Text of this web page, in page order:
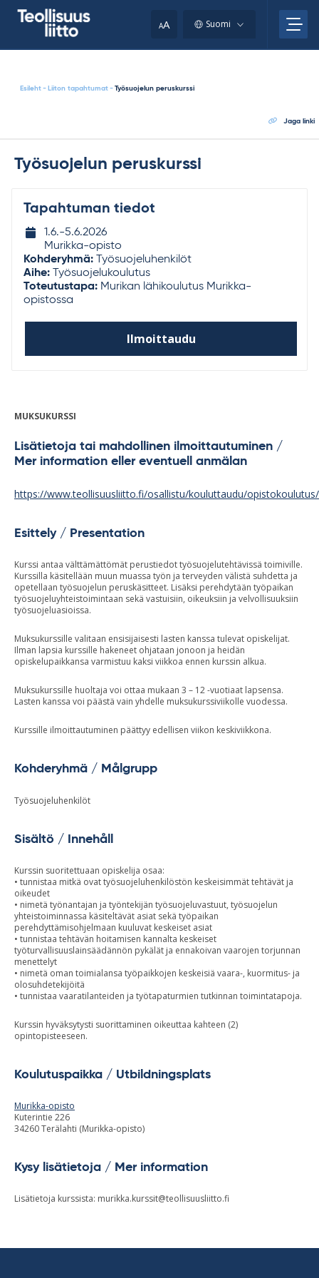
AA Suomi
Esileht - Liiton tapahtumat - Työsuojelun peruskurssi
Jaga linki
Työsuojelun peruskurssi
Tapahtuman tiedot
Tapahtuman
ajankohta
1.6.-​5.6.2026
Murikka-opisto
Kohderyhmä:
Työsuojeluhenkilöt
Aihe:
Työsuojelukoulutus
Toteutustapa: Murikan lähikoulutus Murikka-
opistossa
Ilmoittaudu
MUKSUKURSSI
Lisätietoja tai mahdollinen ilmoittautuminen /
Mer information eller eventuell anmälan
https://www.teollisuusliitto.fi/osallistu/kouluttaudu/
Esittely / Presentation
Kurssi antaa välttämättömät perustiedot työsuojelutehtävissä toimiville.
Kurssilla käsitellään muun muassa työn ja terveyden välistä suhdetta ja
opetellaan työsuojelun peruskäsitteet. Lisäksi perehdytään työpaikan
työsuojeluyhteistoimintaan sekä vastuisiin, oikeuksiin ja velvollisuuksiin
työsuojeluasioissa.
Muksukurssille valitaan ensisijaisesti lasten kanssa tulevat opiskelijat.
Ilman lapsia kurssille hakeneet ohjataan jonoon ja heidän
opiskelupaikkansa varmistuu kaksi viikkoa ennen kurssin alkua.
Muksukurssille huoltaja voi ottaa mukaan 3 – 12 -vuotiaat lapsensa.
Lasten kanssa voi päästä vain yhdelle muksukurssiviikolle vuodessa.
Kurssille ilmoittautuminen päättyy edellisen viikon keskiviikkona.
Kohderyhmä / Målgrupp
Työsuojeluhenkilöt
Sisältö / Innehåll
Kurssin suoritettuaan opiskelija osaa:
• tunnistaa mitkä ovat työsuojeluhenkilöstön keskeisimmät tehtävät ja
oikeudet
• nimetä työnantajan ja työntekijän työsuojeluvastuut, työsuojelun
yhteistoiminnassa käsiteltävät asiat sekä työpaikan
perehdyttämisohjelmaan kuuluvat keskeiset asiat
• tunnistaa tehtävän hoitamisen kannalta keskeiset
työturvallisuuslainsäädännön pykälät ja ennakoivan vaarojen torjunnan
menettelyt
• nimetä oman toimialansa työpaikkojen keskeisiä vaara-, kuormitus- ja
olosuhdetekijöitä
• tunnistaa vaaratilanteiden ja työtapaturmien tutkinnan toimintatapoja.
Kurssin hyväksytysti suorittaminen oikeuttaa kahteen (2)
opintopisteeseen.
Koulutuspaikka / Utbildningsplats
Murikka-opisto
Kuterintie 226
34260 Terälahti (Murikka-opisto)
Kysy lisätietoja / Mer information
Lisätietoja kurssista: murikka.kurssit@teollisuusliitto.fi
clipboard.)